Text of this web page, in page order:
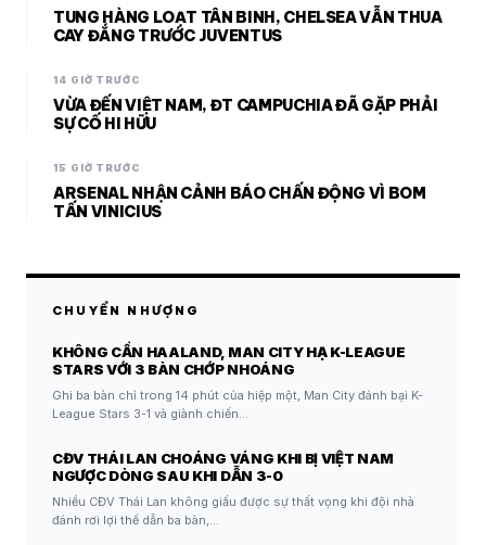
TUNG HÀNG LOẠT TÂN BINH, CHELSEA VẪN THUA
CAY ĐẮNG TRƯỚC JUVENTUS
14 GIỜ TRƯỚC
VỪA ĐẾN VIỆT NAM, ĐT CAMPUCHIA ĐÃ GẶP PHẢI
SỰ CỐ HI HỮU
15 GIỜ TRƯỚC
ARSENAL NHẬN CẢNH BÁO CHẤN ĐỘNG VÌ BOM
TẤN VINICIUS
CHUYỂN NHƯỢNG
KHÔNG CẦN HAALAND, MAN CITY HẠ K-LEAGUE
STARS VỚI 3 BÀN CHỚP NHOÁNG
Ghi ba bàn chỉ trong 14 phút của hiệp một, Man City đánh bại K-
League Stars 3-1 và giành chiến…
CĐV THÁI LAN CHOÁNG VÁNG KHI BỊ VIỆT NAM
NGƯỢC DÒNG SAU KHI DẪN 3-0
Nhiều CĐV Thái Lan không giấu được sự thất vọng khi đội nhà
đánh rơi lợi thế dẫn ba bàn,…